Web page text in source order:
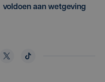
voldoen aan wetgeving